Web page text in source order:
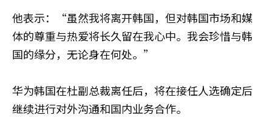
他表示：“虽然我将离开韩国，但对韩国市场和媒
体的尊重与热爱将长久留在我心中。我会珍惜与韩
国的缘分，无论身在何处。”
华为韩国在杜副总裁离任后，将在接任人选确定后
继续进行对外沟通和国内业务合作。